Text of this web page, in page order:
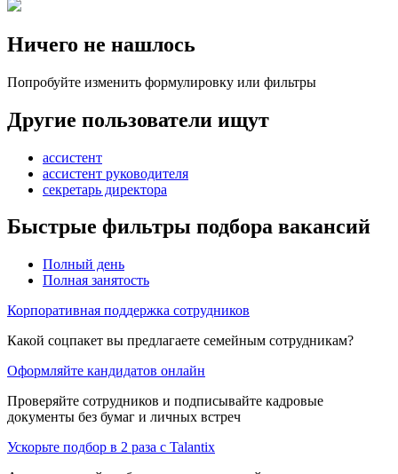
Ничего не нашлось
Попробуйте изменить формулировку или фильтры
Другие пользователи ищут
ассистент
ассистент руководителя
секретарь директора
Быстрые фильтры подбора вакансий
Полный день
Полная занятость
Корпоративная поддержка сотрудников
Какой соцпакет вы предлагаете семейным сотрудникам?
Оформляйте кандидатов онлайн
Проверяйте сотрудников и подписывайте кадровые
документы без бумаг и личных встреч
Ускорьте подбор в 2 раза с Talantix